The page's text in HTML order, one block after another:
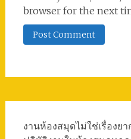
browser for the next
งานห้องสมุดไม่ใช่เรื่องย